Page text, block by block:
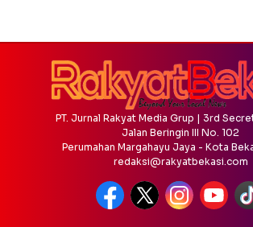
PT. Jurnal Rakyat Media Grup | 3rd
Jalan Beringin III No. 102
Perumahan Margahayu Jaya - Kota
redaksi@rakyatbekasi.com